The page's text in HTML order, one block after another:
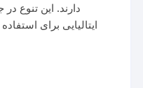
دارند. این تنوع
ایتالیایی برای